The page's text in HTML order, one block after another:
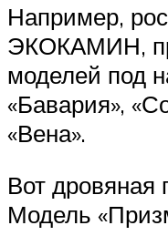
Например,
ЭКОКАМИН,
моделей под
«Бавария»,
«Вена».
Вот дровяная
Модель